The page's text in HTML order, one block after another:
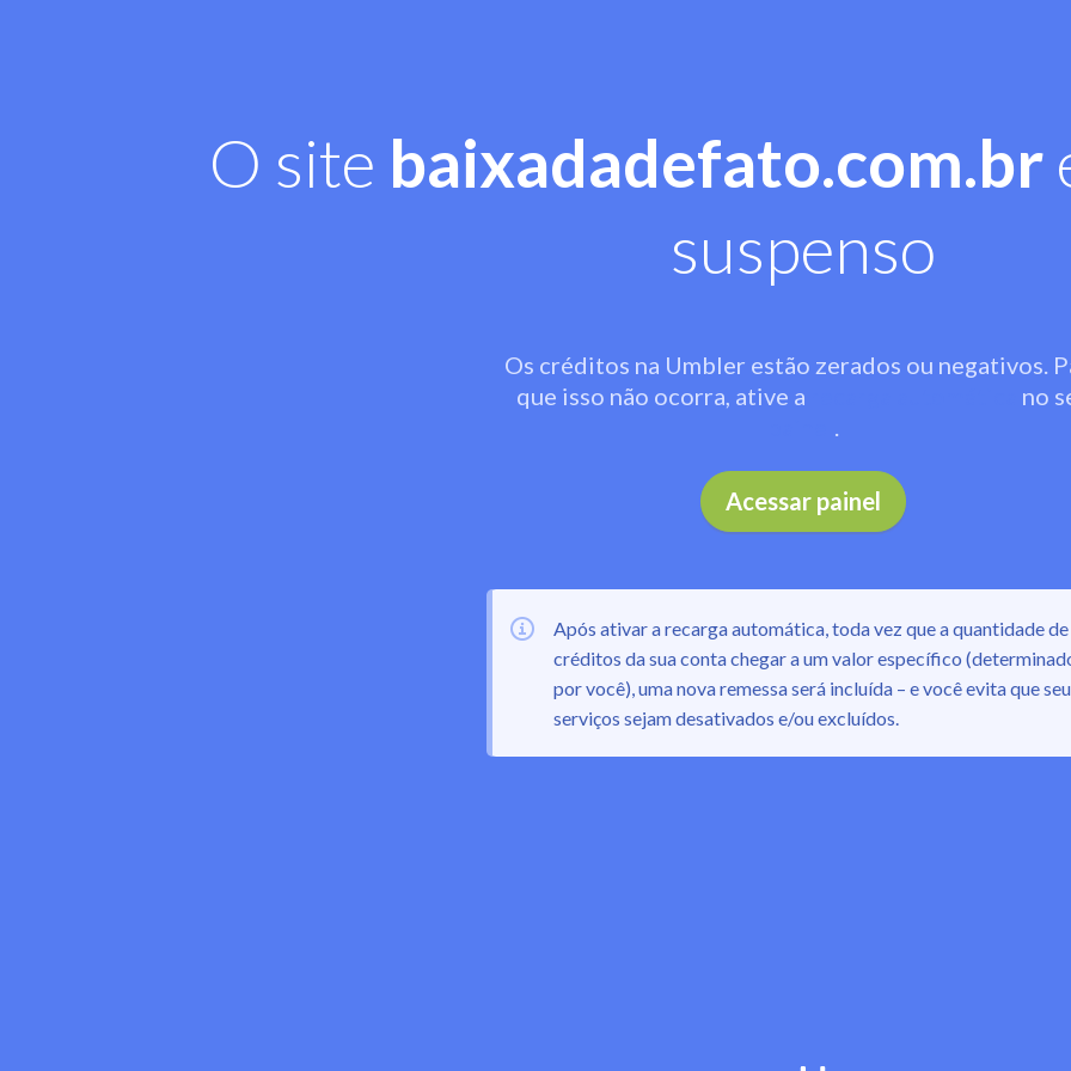
O site baixadadefato.com.br
suspenso
Os créditos na Umbler estão zerados ou negativos.
que isso não ocorra, ative a
no
.
Acessar painel
Após ativar a recarga automática, toda vez que a quantidade de
créditos da sua conta chegar a um valor específico
por você), uma nova remessa será incluída – e você evita que
serviços sejam desativados e/ou excluídos.